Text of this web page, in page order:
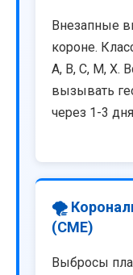
Внезапные
короне.
A, B, C, M, X.
вызывать
через 1-3
🌪️
(CME)
Выбросы